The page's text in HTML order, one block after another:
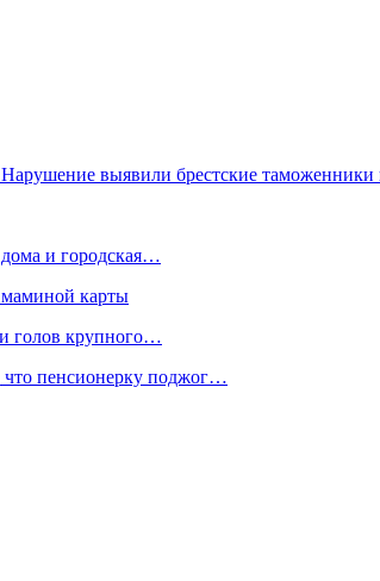
выявили брестские
и городская…
карты
голов крупного…
что пенсионерку поджог…